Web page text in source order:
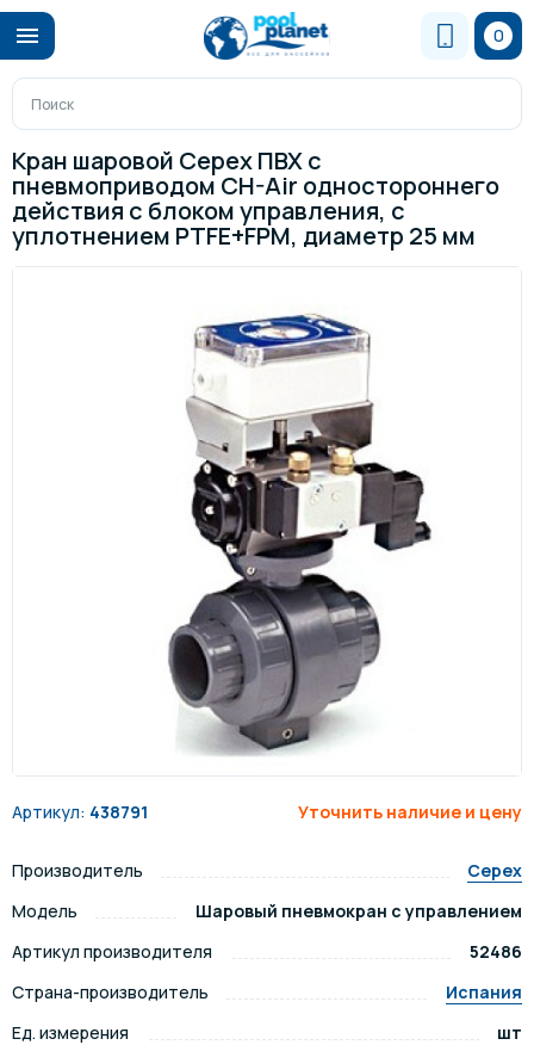
0
Кран шаровой Cepex ПВХ с
пневмоприводом CH-Air одностороннего
действия с блоком управления, с
уплотнением PTFE+FPM, диаметр 25 мм
Артикул: 438791 Уточнить наличие и цену
Производитель
Cepex
Модель
Шаровый пневмокран с управлением
Артикул производителя
52486
Страна-производитель
Испания
Ед. измерения
шт